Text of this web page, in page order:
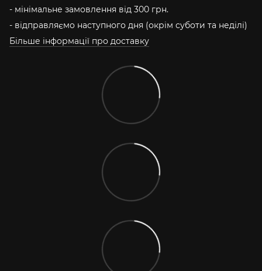
- мінімальне замовлення від 300 грн.
- відправляємо наступного дня (окрім суботи та неділі)
Більше інформації про доставку